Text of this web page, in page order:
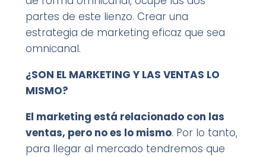
partes de este lienzo. Crear una
estrategia de marketing eficaz que sea
omnicanal.
¿SON EL MARKETING Y LAS VENTAS LO
MISMO?
El marketing está relacionado con las
ventas, pero no es lo mismo. Por lo tanto,
para llegar al mercado tendremos que